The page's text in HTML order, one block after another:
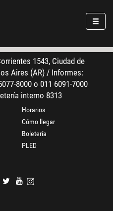
1543, Ciudad de
Aires (AR) / Informes:
8000 o 011 6091-7000
interno 8313
Horarios
Cómo llegar
Boletería
PLED